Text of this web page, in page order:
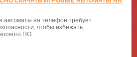
автоматы на телефон требует
чтобы избежать
ПО.